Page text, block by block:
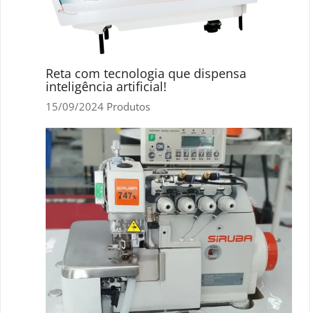
Reta com tecnologia que dispensa
inteligência artificial!
15/09/2024 Produtos